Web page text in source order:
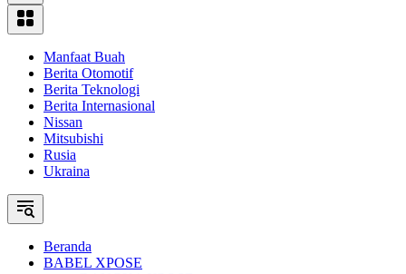
Manfaat Buah
Berita Otomotif
Berita Teknologi
Berita Internasional
Nissan
Mitsubishi
Rusia
Ukraina
Beranda
BABEL XPOSE